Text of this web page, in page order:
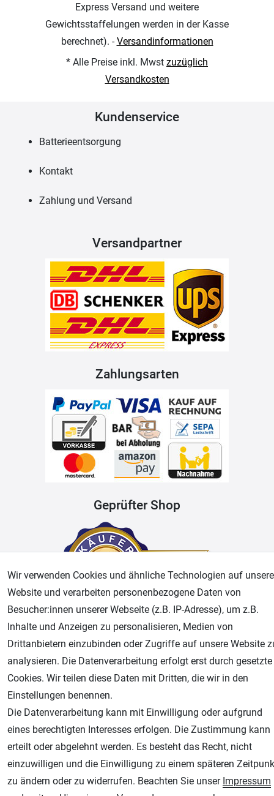
Express Versand und weitere
Gewichtsstaffelungen werden in der Kasse
berechnet). -Versandinformationen
* Alle Preise inkl. Mwst zuzüglich
Versandkosten
Kundenservice
Batterieentsorgung
Kontakt
Zahlung und Versand
Versandpartner
Zahlungsarten
Geprüfter Shop
AGB Widerrufsrecht Datenschutz Impressum
Unsere weiteren Shops:
Airbrush-City
Fachhandel für: Airbrushpistolen, Kompressoren, Airbrushfarben
Modellbau-City
Modellbau Shop
Plotter-City
Schneideplotter, Transferpressen, Siebdruck und Plotterfolien
Wir verwenden Cookies und ähnliche Technologien auf
Website und verarbeiten personenbezogene Daten von
Besucher:innen unserer Webseite (z.B. IP-Adresse), um z.B.
Inhalte und Anzeigen zu personalisieren, Medien von
Drittanbietern einzubinden oder Zugriffe auf unsere Website
analysieren. Die Datenverarbeitung erfolgt erst durch gesetzte
Cookies. Wir teilen diese Daten mit Dritten, die wir in den
Einstellungen benennen.
Die Datenverarbeitung kann mit Einwilligung oder aufgrund
eines berechtigten Interesses erfolgen. Die Zustimmung kann
erteilt oder abgelehnt werden. Es besteht das Recht, nicht
einzuwilligen und die Einwilligung zu einem späteren
zu ändern oder zu widerrufen. Beachten Sie unser Impressum